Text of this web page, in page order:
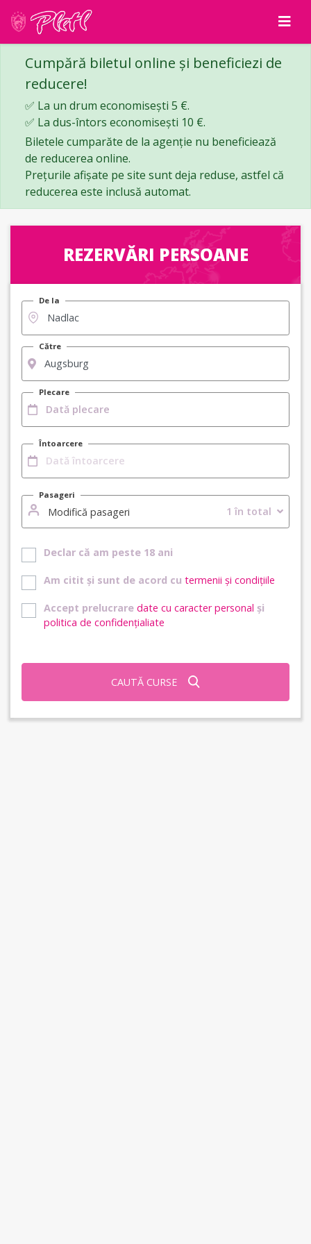
Cumpără biletul online și beneficiezi de
reducere!
✅ La un drum economisești 5 €.
✅ La dus-întors economisești 10 €.
Biletele cumparăte de la agenție nu beneficiează
de reducerea online.
Prețurile afișate pe site sunt deja reduse, astfel că
reducerea este inclusă automat.
REZERVĂRI PERSOANE
De la
Către
Plecare
Întoarcere
Pasageri
Modifică pasageri 1 în total
Declar că am peste 18 ani
Am citit și sunt de acord cu termenii și condițiile
Accept prelucrare date cu caracter personal și
politica de confidențialiate
CAUTĂ CURSE